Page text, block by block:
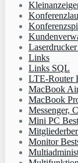
Links
Links SQL
LTE-Router
MacBook
MacBook
Messenger,
Mini PC
Monitor